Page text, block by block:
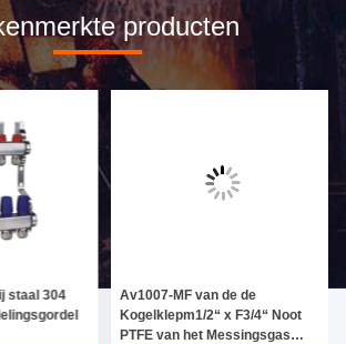
producten
staal 304
Av1007-MF van de de
Kogelklepm1/2“ x F3/4“ Noot
PTFE van het Messingsgas